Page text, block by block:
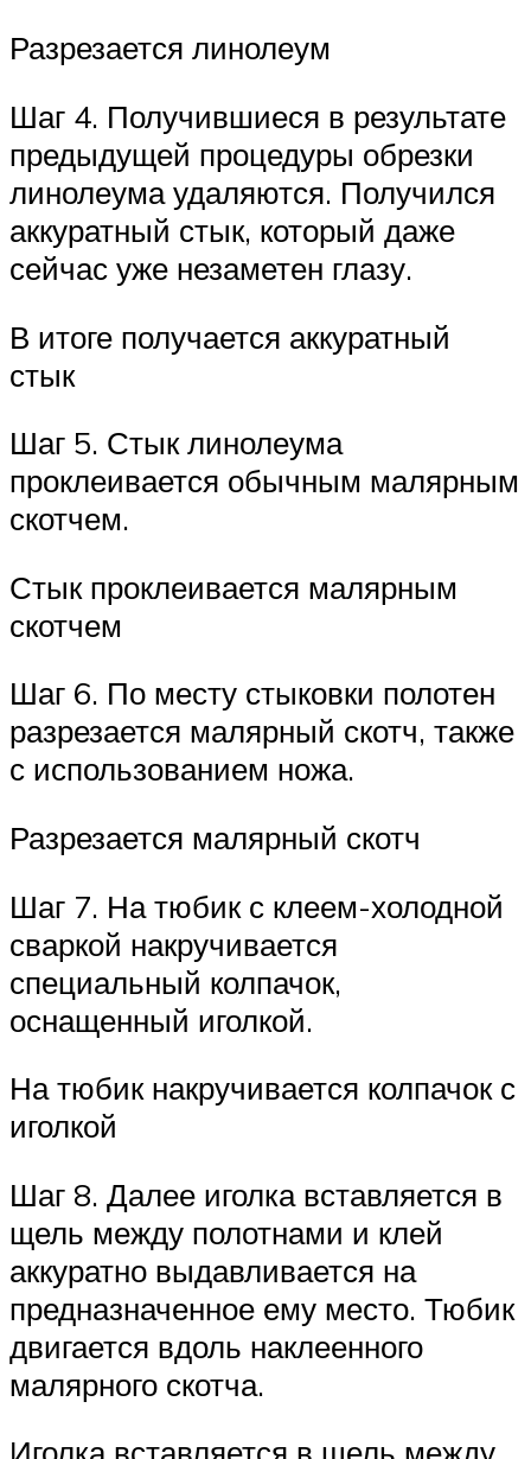
Разрезается линолеум
Шаг 4. Получившиеся в результате
предыдущей процедуры обрезки
линолеума удаляются. Получился
аккуратный стык, который даже
сейчас уже незаметен глазу.
В итоге получается аккуратный
стык
Шаг 5. Стык линолеума
проклеивается обычным малярным
скотчем.
Стык проклеивается малярным
скотчем
Шаг 6. По месту стыковки полотен
разрезается малярный скотч, также
с использованием ножа.
Разрезается малярный скотч
Шаг 7. На тюбик с клеем-холодной
сваркой накручивается
специальный колпачок,
оснащенный иголкой.
На тюбик накручивается колпачок с
иголкой
Шаг 8. Далее иголка вставляется в
щель между полотнами и клей
аккуратно выдавливается на
предназначенное ему место. Тюбик
двигается вдоль наклеенного
малярного скотча.